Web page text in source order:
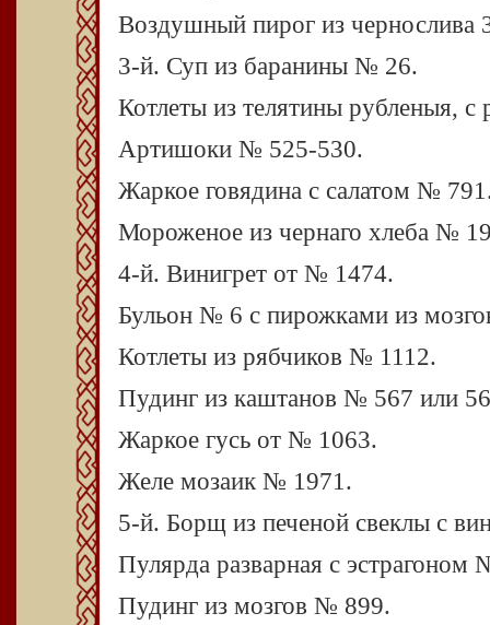
Воздушный пирог из чернослива
3-й. Суп из баранины № 26.
Котлеты из телятины рубленыя,
Артишоки № 525-530.
Жаркое говядина с салатом №
Мороженое из чернаго хлеба №
4-й. Винигрет от № 1474.
Бульон № 6 с пирожками из
Котлеты из рябчиков № 1112.
Пудинг из каштанов № 567 или
Жаркое гусь от № 1063.
Желе мозаик № 1971.
5-й. Борщ из печеной свеклы с
Пулярда разварная с эстрагоном
Пудинг из мозгов № 899.